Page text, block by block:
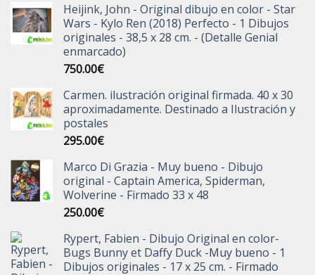
Heijink, John - Original dibujo en color - Star
Wars - Kylo Ren (2018) Perfecto - 1 Dibujos
originales - 38,5 x 28 cm. - (Detalle Genial
enmarcado)
750.00€
Carmen. ilustración original firmada. 40 x 30
aproximadamente. Destinado a Ilustración y
postales
295.00€
Marco Di Grazia - Muy bueno - Dibujo
original - Captain America, Spiderman,
Wolverine - Firmado 33 x 48
250.00€
Rypert, Fabien - Dibujo Original en color-
Bugs Bunny et Daffy Duck -Muy bueno - 1
Dibujos originales - 17 x 25 cm. - Firmado